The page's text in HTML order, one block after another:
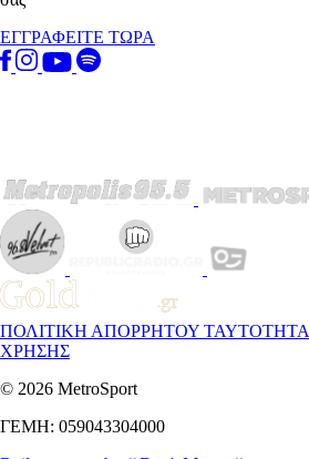
ΕΓΓΡΑΦΕΙΤΕ ΤΩΡΑ
ΠΟΛΙΤΙΚΗ ΑΠΟΡΡΗΤΟΥ ΤΑΥΤΟΤΗΤΑ
ΧΡΗΣΗΣ
© 2026 MetroSport
ΓΕΜΗ: 059043304000